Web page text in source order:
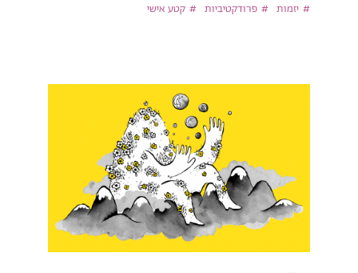
יזמות פרודקטיביות קטע אישי